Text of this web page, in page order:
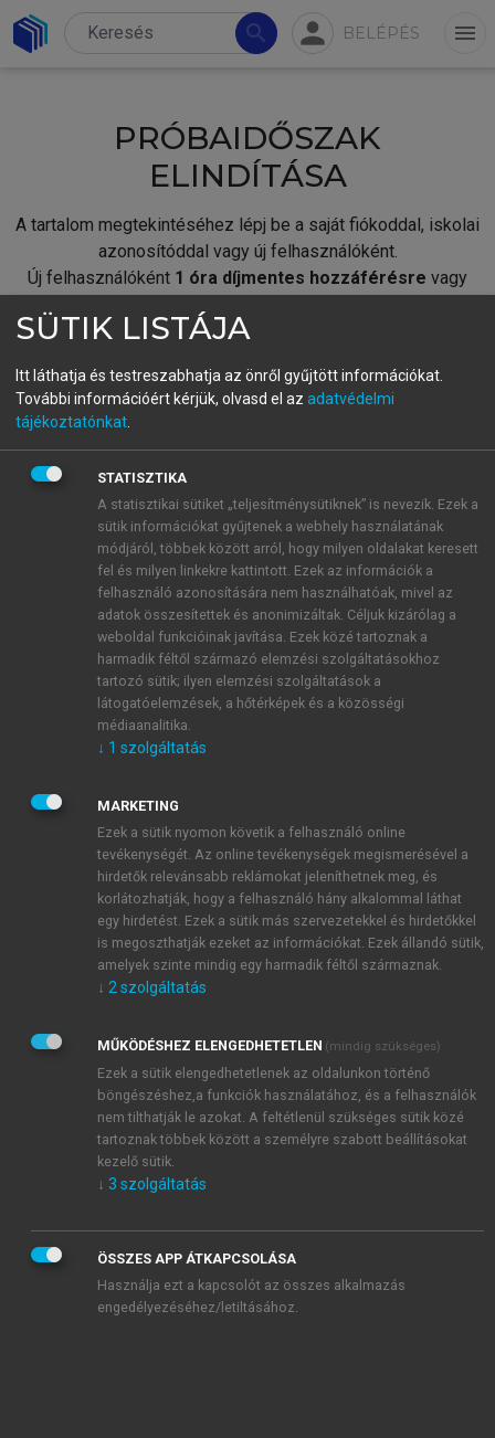
search person BELÉPÉS menu
PRÓBAIDŐSZAK
ELINDÍTÁSA
A tartalom megtekintéséhez lépj be a saját fiókoddal, iskolai
azonosítóddal vagy új felhasználóként.
Új felhasználóként 1 óra díjmentes hozzáférésre vagy
fiókoddal,vagy hozz létre új fiókot.
A regisztráció után apróbaidőszakautomatikusan
BELÉPÉS SAJÁT FIÓKKAL
ÚJ FIÓK LÉTREHOZÁSA
1 óra díjmentes hozzáférés
E-MAIL-CÍM
JELSZÓ
JELSZÓ ÚJRA
Kérek értesítést a MeRSZ újdonságairól, akcióiról.
Kérek értesítést az Akadémiai Kiadó Zrt. újdonságairól,
Adatkezelési tájékoztatóbanfoglaltakat tudomásul
veszem és elfogadom.
Általános vásárlási feltételeket, valamint a szotar.netés a
mersz.huoldalak licencszerződéseiben foglaltakat
tudomásul veszem és elfogadom.
KIPRÓBÁLOM
SÜTIK LISTÁJA
Itt láthatja és testreszabhatja az önről gyűjtött információkat.
További információért kérjük, olvasd el az adatvédelmi
tájékoztatónkat
STATISZTIKA
A statisztikai sütiket „teljesítménysütiknek” is nevezik. Ezek a
sütik információkat gyűjtenek a webhely használatának
módjáról, többek között arról, hogy milyen oldalakat keresett
fel és milyen linkekre kattintott. Ezek az információk a
felhasználó azonosítására nem használhatóak, mivel az
adatok összesítettek és anonimizáltak. Céljuk kizárólag a
weboldal funkcióinak javítása. Ezek közé tartoznak a
harmadik féltől származó elemzési szolgáltatásokhoz
tartozó sütik; ilyen elemzési szolgáltatások a
látogatóelemzések, a hőtérképek és a közösségi
médiaanalitika.
↓ 1 szolgáltatás
MARKETING
Ezek a sütik nyomon követik a felhasználó online
tevékenységét. Az online tevékenységek megismerésével a
hirdetők relevánsabb reklámokat jeleníthetnek meg, és
korlátozhatják, hogy a felhasználó hány alkalommal láthat
egy hirdetést. Ezek a sütik más szervezetekkel és hirdetőkkel
is megoszthatják ezeket az információkat. Ezek állandó sütik,
amelyek szinte mindig egy harmadik féltől származnak.
↓ 2 szolgáltatás
MŰKÖDÉSHEZ ELENGEDHETETLEN (mindig szükséges)
Ezek a sütik elengedhetetlenek az oldalunkon történő
böngészéshez,a funkciók használatához, és a felhasználók
nem tilthatják le azokat. A feltétlenül szükséges sütik közé
tartoznak többek között a személyre szabott beállításokat
kezelő sütik.
↓ 3 szolgáltatás
ÖSSZES APP ÁTKAPCSOLÁSA
Használja ezt a kapcsolót az összes alkalmazás
engedélyezéséhez/letiltásához.